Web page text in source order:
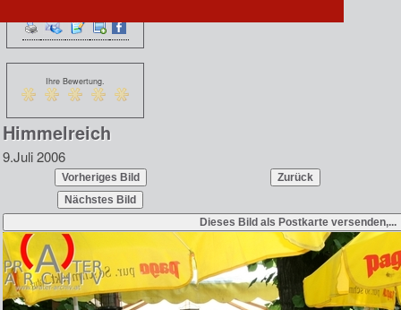
sich vom
Ihre Bewertung.
Himmelreich
9.Juli 2006